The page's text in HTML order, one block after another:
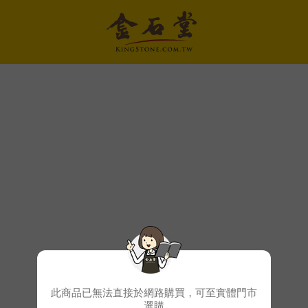
此商品已無法直接於網路購買，可至實體門市
選購